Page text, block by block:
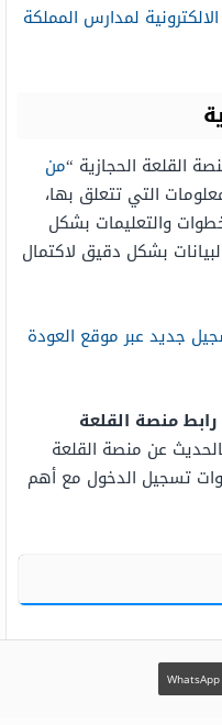
لمدارس المملكة
القلعة الحجازية “من
التي تتعلق بها،
والتعليمات بشكل
بشكل دقيق لاكتمال
جديد عبر موقع العودة
رابط منصة القلعة
عن منصة القلعة
تسجيل الدخول مع أهم
WhatsApp